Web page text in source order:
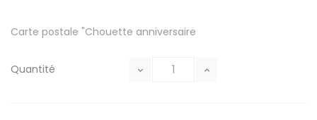
Carte postale "Chouette anniversaire
Quantité